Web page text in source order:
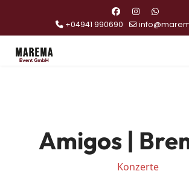
+04941 990690
Amigos |
Konzerte